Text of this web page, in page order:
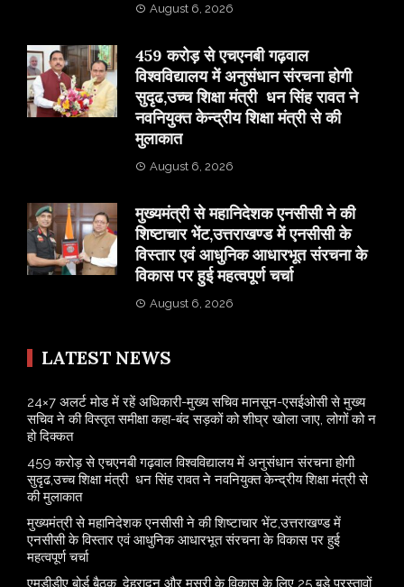
August 6, 2026
459 करोड़ से एचएनबी गढ़वाल
विश्वविद्यालय में अनुसंधान संरचना होगी
सुदृढ,उच्च शिक्षा मंत्री धन सिंह रावत ने
नवनियुक्त केन्द्रीय शिक्षा मंत्री से की
मुलाकात
August 6, 2026
मुख्यमंत्री से महानिदेशक एनसीसी ने की
शिष्टाचार भेंट,उत्तराखण्ड में एनसीसी के
विस्तार एवं आधुनिक आधारभूत संरचना के
विकास पर हुई महत्वपूर्ण चर्चा
August 6, 2026
LATEST NEWS
24×7 अलर्ट मोड में रहें अधिकारी-मुख्य सचिव मानसून-एसईओसी से मुख्य
सचिव ने की विस्तृत समीक्षा कहा-बंद सड़कों को शीघ्र खोला जाए, लोगों को न
हो दिक्कत
459 करोड़ से एचएनबी गढ़वाल विश्वविद्यालय में अनुसंधान संरचना होगी
सुदृढ,उच्च शिक्षा मंत्री धन सिंह रावत ने नवनियुक्त केन्द्रीय शिक्षा मंत्री से
की मुलाकात
मुख्यमंत्री से महानिदेशक एनसीसी ने की शिष्टाचार भेंट,उत्तराखण्ड में
एनसीसी के विस्तार एवं आधुनिक आधारभूत संरचना के विकास पर हुई
महत्वपूर्ण चर्चा
एमडीडीए बोर्ड बैठक, देहरादून और मसूरी के विकास के लिए 25 बड़े प्रस्तावों